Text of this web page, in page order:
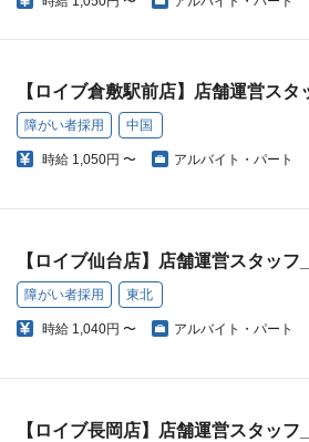
【ロイブ倉敷駅前店】店舗運営スタ
障がい者採用 中国
時給 1,050円 〜 アルバイト・パート
【ロイブ仙台店】店舗運営スタッフ
障がい者採用 東北
時給 1,040円 〜 アルバイト・パート
【ロイブ長岡店】店舗運営スタッフ